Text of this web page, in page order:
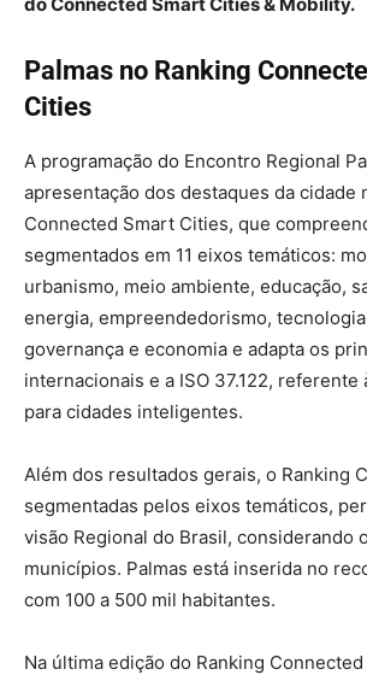
Palmas no Ranking
Cities
A programação do Encontro Regional
apresentação dos destaques da cidade
Connected Smart Cities, que
segmentados em 11 eixos temáticos:
urbanismo, meio ambiente, educação,
energia, empreendedorismo,
governança e economia e adapta os
internacionais e a ISO 37.122, referente
para cidades inteligentes.
Além dos resultados gerais, o Ranking
segmentadas pelos eixos temáticos,
visão Regional do Brasil, considerando
municípios. Palmas está inserida no
com 100 a 500 mil habitantes.
Na última edição do Ranking